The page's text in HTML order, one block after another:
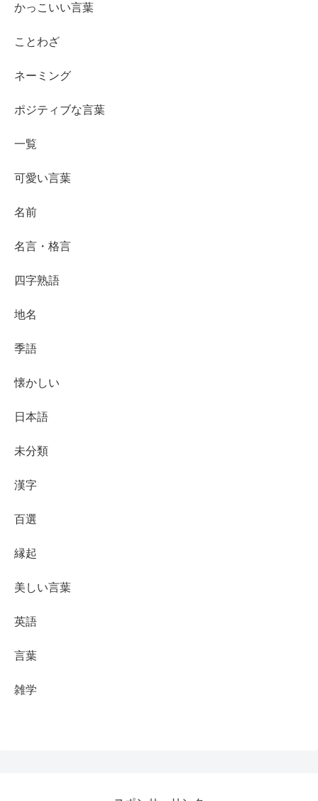
かっこいい言葉
ことわざ
ネーミング
ポジティブな言葉
一覧
可愛い言葉
名前
名言・格言
四字熟語
地名
季語
懐かしい
日本語
未分類
漢字
百選
縁起
美しい言葉
英語
言葉
雑学